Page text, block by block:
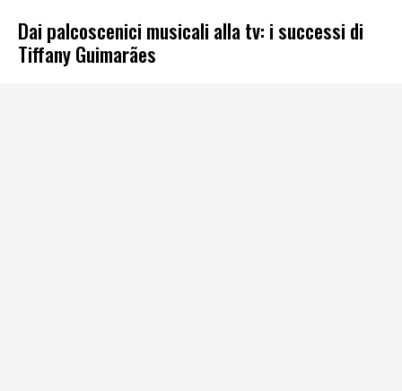
Dai palcoscenici musicali alla tv: i successi di
Tiffany Guimarães